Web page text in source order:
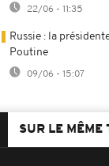
22/06 - 11:35
Russie : la
Poutine
09/06 - 15:07
SUR LE MÊME